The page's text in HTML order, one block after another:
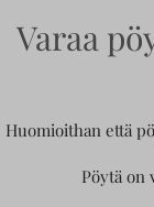
Varaa
Huomioithan että
Pöytä on